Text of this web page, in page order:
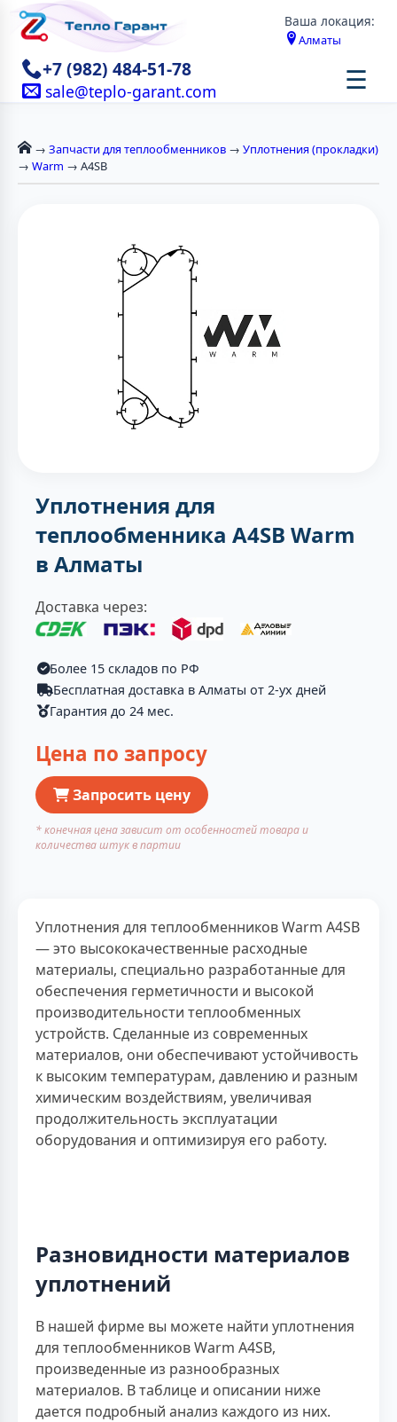
Ваша локация:
Алматы
+7 (982) 484-51-78
sale@teplo-garant.com ☰
→ Запчасти для теплообменников → Уплотнения (прокладки)
→ Warm → A4SB
Уплотнения для
теплообменника A4SB Warm
в Алматы
Доставка через:
Более 15 складов по РФ
Бесплатная доставка в Алматы от 2-ух дней
Гарантия до 24 мес.
Цена по запросу
Запросить цену
* конечная цена зависит от особенностей товара и
количества штук в партии
Уплотнения для теплообменников Warm A4SB
— это высококачественные расходные
материалы, специально разработанные для
обеспечения герметичности и высокой
производительности теплообменных
устройств. Сделанные из современных
материалов, они обеспечивают устойчивость
к высоким температурам, давлению и разным
химическим воздействиям, увеличивая
продолжительность эксплуатации
оборудования и оптимизируя его работу.
Разновидности материалов
уплотнений
В нашей фирме вы можете найти уплотнения
для теплообменников Warm A4SB,
произведенные из разнообразных
материалов. В таблице и описании ниже
дается подробный анализ каждого из них.